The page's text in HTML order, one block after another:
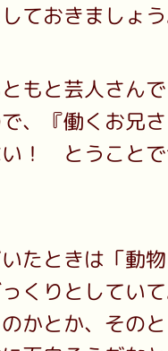
ておきましょ
もと芸人さん
、『働くお兄
！ とうこと
たときは「動
くりとしてい
かとか、その